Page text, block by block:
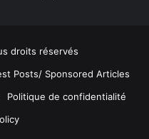
droits réservés
Posts/ Sponsored Articles
Politique de confidentialité